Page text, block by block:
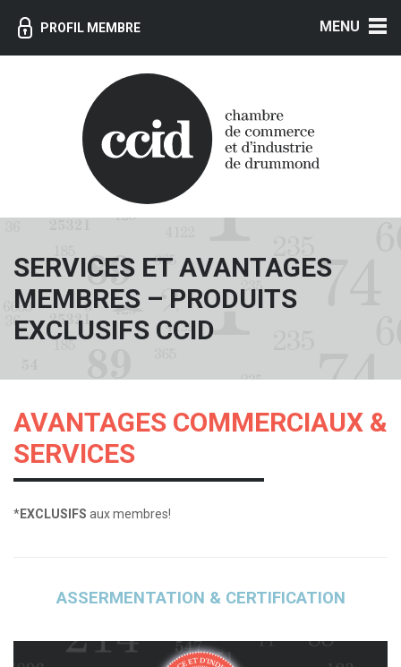
PROFIL MEMBRE
SERVICES ET AVANTAGES
MEMBRES – PRODUITS
EXCLUSIFS CCID
AVANTAGES COMMERCIAUX &
SERVICES
*EXCLUSIFS aux membres!
ASSERMENTATION & CERTIFICATION
MENU